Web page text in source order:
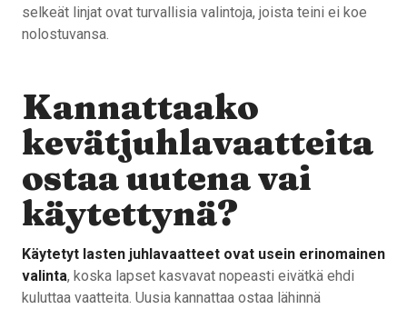
selkeät linjat ovat turvallisia valintoja, joista teini ei koe
nolostuvansa.
Kannattaako
kevätjuhlavaatteita
ostaa uutena vai
käytettynä?
Käytetyt lasten juhlavaatteet ovat usein erinomainen
valinta, koska lapset kasvavat nopeasti eivätkä ehdi
kuluttaa vaatteita. Uusia kannattaa ostaa lähinnä